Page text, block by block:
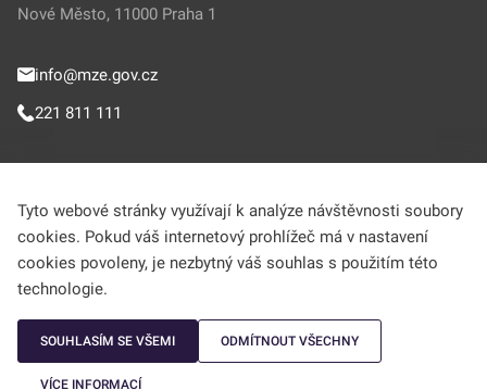
Nové Město, 11000 Praha 1
info@mze.gov.cz
221 811 111
Helpdesk (Portál farmáře)
222 312 977
MZe © 2009-2026 Ministerstvo zemědělství • Informace jsou poskytovány v
Tyto webové stránky využívají k analýze návštěvnosti soubory
cookies. Pokud váš internetový prohlížeč má v nastavení
cookies povoleny, je nezbytný váš souhlas s použitím této
technologie.
SOUHLASÍM SE VŠEMI ODMÍTNOUT VŠECHNY
VÍCE INFORMACÍ